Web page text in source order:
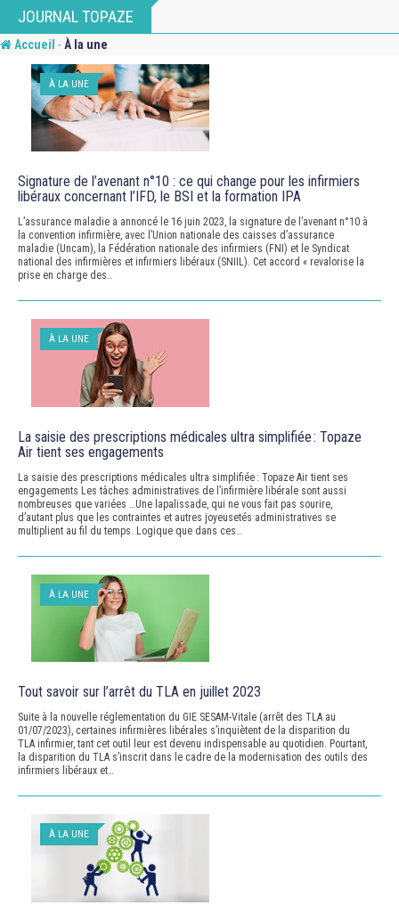
JOURNAL TOPAZE
Accueil -À la une
À LA UNE
Signature de l’avenant n°10 : ce qui change pour les infirmiers
libéraux concernant l’IFD, le BSI et la formation IPA
L’assurance maladie a annoncé le 16 juin 2023, la signature de l’avenant n°10 à
la convention infirmière, avec l’Union nationale des caisses d’assurance
maladie (Uncam), la Fédération nationale des infirmiers (FNI) et le Syndicat
national des infirmières et infirmiers libéraux (SNIIL). Cet accord « revalorise la
prise en charge des…
À LA UNE
La saisie des prescriptions médicales ultra simplifiée : Topaze
Air tient ses engagements
La saisie des prescriptions médicales ultra simplifiée : Topaze Air tient ses
engagements Les tâches administratives de l’infirmière libérale sont aussi
nombreuses que variées …Une lapalissade, qui ne vous fait pas sourire,
d’autant plus que les contraintes et autres joyeusetés administratives se
multiplient au fil du temps. Logique que dans ces…
À LA UNE
Tout savoir sur l’arrêt du TLA en juillet 2023
Suite à la nouvelle réglementation du GIE SESAM-Vitale (arrêt des TLA au
01/07/2023), certaines infirmières libérales s’inquiètent de la disparition du
TLA infirmier, tant cet outil leur est devenu indispensable au quotidien. Pourtant,
la disparition du TLA s’inscrit dans le cadre de la modernisation des outils des
infirmiers libéraux et…
À LA UNE